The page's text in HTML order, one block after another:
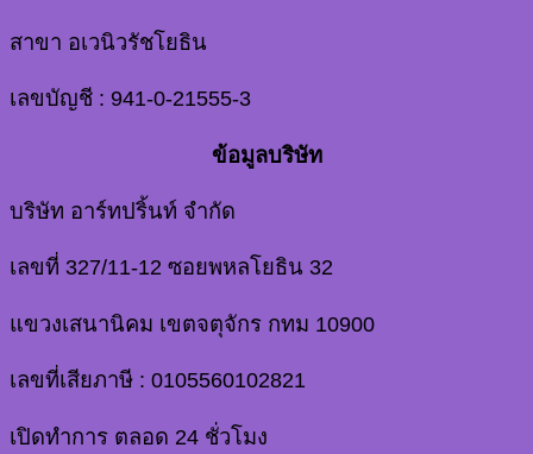
สาขา อเวนิวรัชโยธิน
เลขบัญชี : 941-0-21555-3
ข้อมูลบริษัท
บริษัท อาร์ทปริ้นท์ จำกัด
เลขที่ 327/11-12 ซอยพหลโยธิน 32
แขวงเสนานิคม เขตจตุจักร กทม 10900
เลขที่เสียภาษี : 0105560102821
เปิดทำการ ตลอด 24 ชั่วโมง